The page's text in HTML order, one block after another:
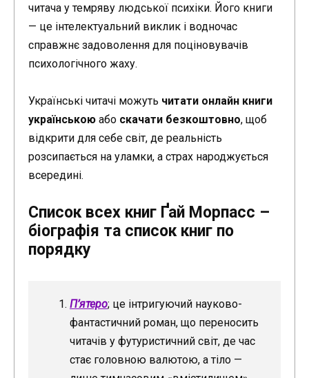
читача у темряву людської психіки. Його книги
— це інтелектуальний виклик і водночас
справжнє задоволення для поціновувачів
психологічного жаху.
Українські читачі можуть читати онлайн книги
українською або скачати безкоштовно, щоб
відкрити для себе світ, де реальність
розсипається на уламки, а страх народжується
всередині.
Список всех книг Ґай Морпасс –
біографія та список книг по
порядку
П’ятеро; це інтригуючий науково-
фантастичний роман, що переносить
читачів у футуристичний світ, де час
стає головною валютою, а тіло —